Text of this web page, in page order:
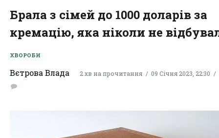
Брала з сімей до 1000 доларів за
кремацію, яка ніколи не
ХВОРОБИ
Вєтрова Влада 2 хв на прочитання 09 Січня 2023, 22:30